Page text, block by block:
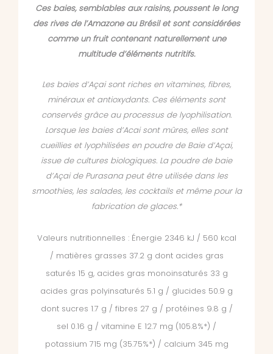
Ces baies, semblables aux raisins, poussent le long
des rives de l’Amazone au Brésil et sont considérées
comme un fruit contenant naturellement une
multitude d’éléments nutritifs.
Les baies d’Açai sont riches en vitamines, fibres,
minéraux et antioxydants. Ces éléments sont
conservés grâce au processus de lyophilisation.
Lorsque les baies d’Acai sont mûres, elles sont
cueillies et lyophilisées en poudre de Baie d’Açai,
issue de cultures biologiques. La poudre de baie
d’Açai de Purasana peut être utilisée dans les
smoothies, les salades, les cocktails et même pour la
fabrication de glaces.*
Valeurs nutritionnelles : Énergie 2346 kJ / 560 kcal
/ matières grasses 37.2 g dont acides gras
saturés 15 g, acides gras monoinsaturés 33 g
acides gras polyinsaturés 5.1 g / glucides 50.9 g
dont sucres 1.7 g / fibres 27 g / protéines 9.8 g /
sel 0.16 g / vitamine E 12.7 mg (105.8%*) /
potassium 715 mg (35.75%*) / calcium 345 mg